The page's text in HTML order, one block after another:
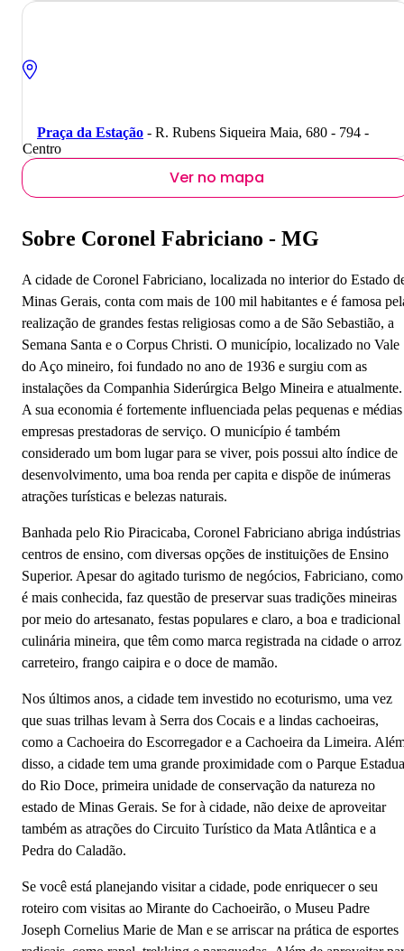
Praça da Estação - R. Rubens Siqueira Maia, 680 - 794 -
Centro
Ver no mapa
Sobre Coronel Fabriciano - MG
A cidade de Coronel Fabriciano, localizada no interior do Estado
Minas Gerais, conta com mais de 100 mil habitantes e é famosa
realização de grandes festas religiosas como a de São Sebastião, a
Semana Santa e o Corpus Christi. O município, localizado no Vale
do Aço mineiro, foi fundado no ano de 1936 e surgiu com as
instalações da Companhia Siderúrgica Belgo Mineira e atualmente.
A sua economia é fortemente influenciada pelas pequenas e médias
empresas prestadoras de serviço. O município é também
considerado um bom lugar para se viver, pois possui alto índice de
desenvolvimento, uma boa renda per capita e dispõe de inúmeras
atrações turísticas e belezas naturais.
Banhada pelo Rio Piracicaba, Coronel Fabriciano abriga indústrias
centros de ensino, com diversas opções de instituições de Ensino
Superior. Apesar do agitado turismo de negócios, Fabriciano, como
é mais conhecida, faz questão de preservar suas tradições mineiras
por meio do artesanato, festas populares e claro, a boa e tradicional
culinária mineira, que têm como marca registrada na cidade o arroz
carreteiro, frango caipira e o doce de mamão.
Nos últimos anos, a cidade tem investido no ecoturismo, uma vez
que suas trilhas levam à Serra dos Cocais e a lindas cachoeiras,
como a Cachoeira do Escorregador e a Cachoeira da Limeira.
disso, a cidade tem uma grande proximidade com o Parque
do Rio Doce, primeira unidade de conservação da natureza no
estado de Minas Gerais. Se for à cidade, não deixe de aproveitar
também as atrações do Circuito Turístico da Mata Atlântica e a
Pedra do Caladão.
Se você está planejando visitar a cidade, pode enriquecer o seu
roteiro com visitas ao Mirante do Cachoeirão, o Museu Padre
Joseph Cornelius Marie de Man e se arriscar na prática de esportes